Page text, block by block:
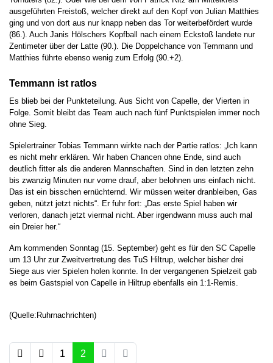
ausgeführten Freistoß, welcher direkt auf den Kopf von Julian Matthies
ging und von dort aus nur knapp neben das Tor weiterbefördert wurde
(86.). Auch Janis Hölschers Kopfball nach einem Eckstoß landete nur
Zentimeter über der Latte (90.). Die Doppelchance von Temmann und
Matthies führte ebenso wenig zum Erfolg (90.+2).
Temmann ist ratlos
Es blieb bei der Punkteteilung. Aus Sicht von Capelle, der Vierten in
Folge. Somit bleibt das Team auch nach fünf Punktspielen immer noch
ohne Sieg.
Spielertrainer Tobias Temmann wirkte nach der Partie ratlos: „Ich kann
es nicht mehr erklären. Wir haben Chancen ohne Ende, sind auch
deutlich fitter als die anderen Mannschaften. Sind in den letzten zehn
bis zwanzig Minuten nur vorne drauf, aber belohnen uns einfach nicht.
Das ist ein bisschen ernüchternd. Wir müssen weiter dranbleiben, Gas
geben, nützt jetzt nichts“. Er fuhr fort: „Das erste Spiel haben wir
verloren, danach jetzt viermal nicht. Aber irgendwann muss auch mal
ein Dreier her.“
Am kommenden Sonntag (15. September) geht es für den SC Capelle
um 13 Uhr zur Zweitvertretung des TuS Hiltrup, welcher bisher drei
Siege aus vier Spielen holen konnte. In der vergangenen Spielzeit gab
es beim Gastspiel von Capelle in Hiltrup ebenfalls ein 1:1-Remis.
(Quelle:Ruhrnachrichten)
1 2